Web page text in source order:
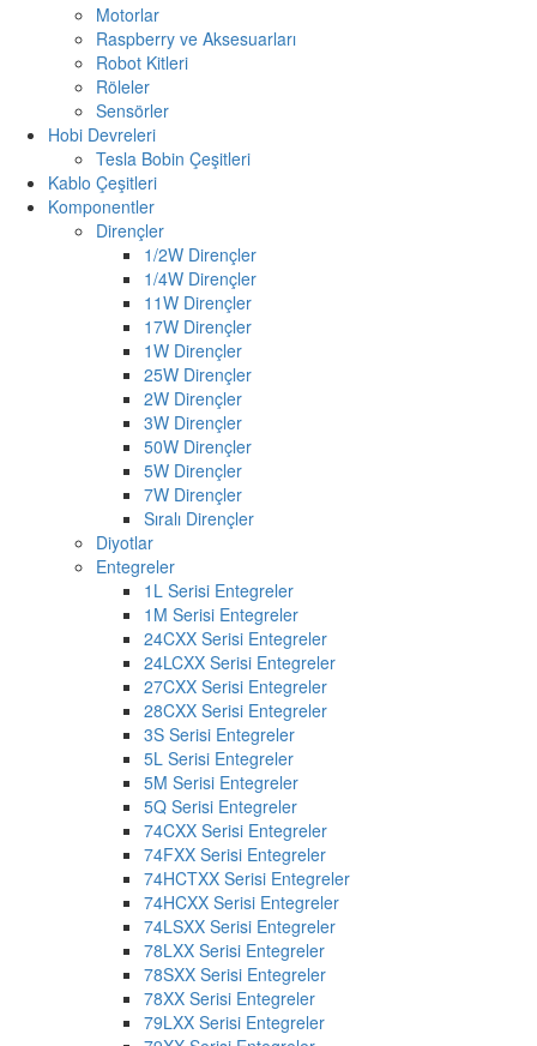
Motorlar
Raspberry ve Aksesuarları
Robot Kitleri
Röleler
Sensörler
Hobi Devreleri
Tesla Bobin Çeşitleri
Kablo Çeşitleri
Komponentler
Dirençler
1/2W Dirençler
1/4W Dirençler
11W Dirençler
17W Dirençler
1W Dirençler
25W Dirençler
2W Dirençler
3W Dirençler
50W Dirençler
5W Dirençler
7W Dirençler
Sıralı Dirençler
Diyotlar
Entegreler
1L Serisi Entegreler
1M Serisi Entegreler
24CXX Serisi Entegreler
24LCXX Serisi Entegreler
27CXX Serisi Entegreler
28CXX Serisi Entegreler
3S Serisi Entegreler
5L Serisi Entegreler
5M Serisi Entegreler
5Q Serisi Entegreler
74CXX Serisi Entegreler
74FXX Serisi Entegreler
74HCTXX Serisi Entegreler
74HCXX Serisi Entegreler
74LSXX Serisi Entegreler
78LXX Serisi Entegreler
78SXX Serisi Entegreler
78XX Serisi Entegreler
79LXX Serisi Entegreler